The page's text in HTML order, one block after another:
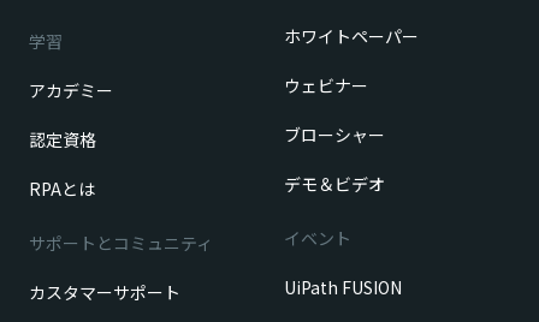
学習
アカデミー
認定資格
RPAとは
サポートとコミュニティ
カスタマーサポート
ホワイトペーパー
ウェビナー
ブローシャー
デモ＆ビデオ
イベント
UiPath FUSION